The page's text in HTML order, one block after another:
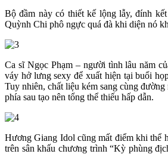
Bộ đầm này có thiết kế lộng lẫy, đính
Quỳnh Chi phô ngực quá đà khi diện nó
Ca sĩ Ngọc Phạm – người tình lâu năm
váy hở lưng sexy để xuất hiện tại buổi
Tuy nhiên, chất liệu kém sang cùng
phía sau tạo nên tổng thể thiếu hấp dẫn.
Hương Giang Idol cũng mất điểm khi thể
trên sân khấu chương trình “Kỳ phùng